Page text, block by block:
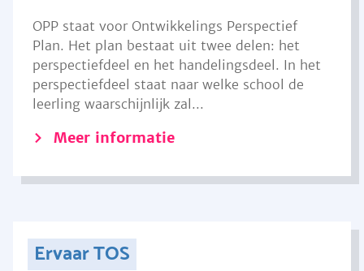
OPP staat voor Ontwikkelings Perspectief
Plan. Het plan bestaat uit twee delen: het
perspectiefdeel en het handelingsdeel. In het
perspectiefdeel staat naar welke school de
leerling waarschijnlijk zal...
Meer informatie
Ervaar TOS